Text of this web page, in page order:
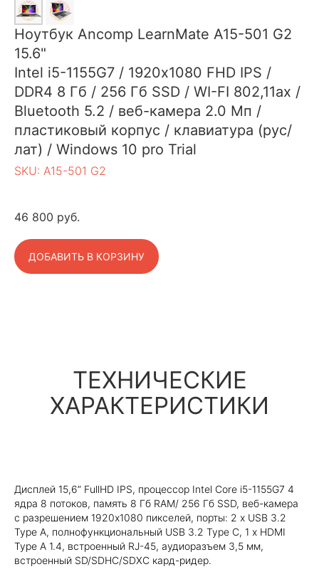
Ноутбук Ancomp LearnMate A15-501 G2
15.6"
Intel i5-1155G7 / 1920х1080 FHD IPS /
DDR4 8 Гб / 256 Гб SSD / WI-FI 802,11ax /
Bluetooth 5.2 / веб-камера 2.0 Мп /
пластиковый корпус / клавиатура (рус/
лат) / Windows 10 pro Trial
SKU: A15-501 G2
46 800 руб.
ДОБАВИТЬ В КОРЗИНУ
ТЕХНИЧЕСКИЕ
ХАРАКТЕРИСТИКИ
Дисплей 15,6” FullHD IPS, процессор Intel Core i5-1155G7 4
ядра 8 потоков, память 8 Гб RAM/ 256 Гб SSD, веб-камера
с разрешением 1920x1080 пикселей, порты: 2 x USB 3.2
Type A, полнофункциональный USB 3.2 Type C, 1 х HDMI
Type A 1.4, встроенный RJ-45, аудиоразъем 3,5 мм,
встроенный SD/SDHC/SDXC кард-ридер.